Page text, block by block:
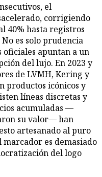
el
corrigiendo
40% hasta registros
es solo prudencia
oficiales apuntan a un
del lujo. En 2023 y
de LVMH, Kering y
productos icónicos y
líneas discretas y
acumuladas —
su valor— han
artesanado al puro
marcador es demasiado
del logo